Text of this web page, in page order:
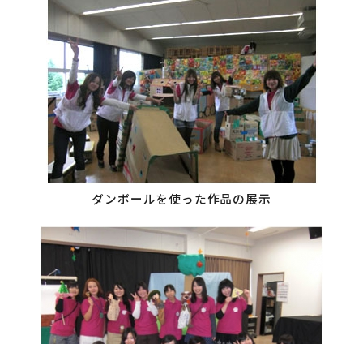
ダンボールを使った作品の展示